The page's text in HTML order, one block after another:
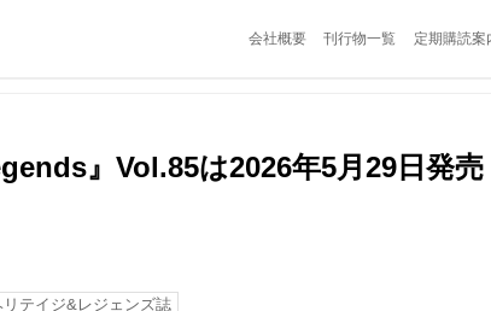
会社概要 刊行物一覧 定期購読案
』Vol.85は2026年5月29日発売
リテイジ&レジェンズ誌